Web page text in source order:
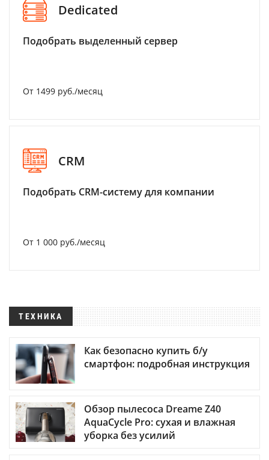
Dedicated
Подобрать выделенный сервер
От 1499 руб./месяц
CRM
Подобрать CRM-систему для компании
От 1 000 руб./месяц
ТЕХНИКА
Как безопасно купить б/у
смартфон: подробная инструкция
Обзор пылесоса Dreame Z40
AquaCycle Pro: сухая и влажная
уборка без усилий